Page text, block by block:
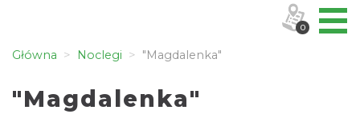
Główna Noclegi "Magdalenka"
"Magdalenka"
0